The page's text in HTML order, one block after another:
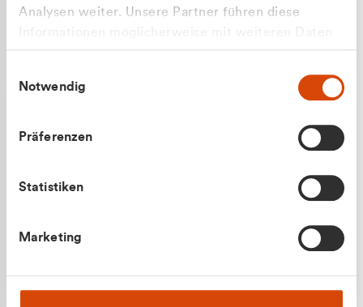
Analysen weiter. Unsere Partner führen diese
gesammelt haben.
Notwendig
Präferenzen
Statistiken
Marketing
Apilash Balanesan